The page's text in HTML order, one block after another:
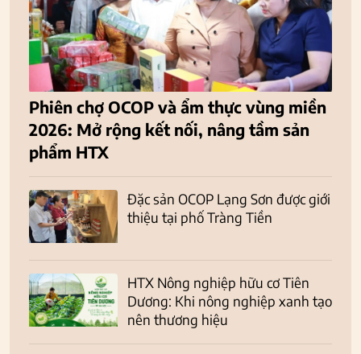
Phiên chợ OCOP và ẩm thực vùng miền
2026: Mở rộng kết nối, nâng tầm sản
phẩm HTX
Đặc sản OCOP Lạng Sơn được giới
thiệu tại phố Tràng Tiền
HTX Nông nghiệp hữu cơ Tiên
Dương: Khi nông nghiệp xanh tạo
nên thương hiệu